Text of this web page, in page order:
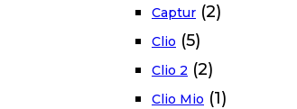
Captur (2)
Clio (5)
Clio 2 (2)
Clio Mio (1)